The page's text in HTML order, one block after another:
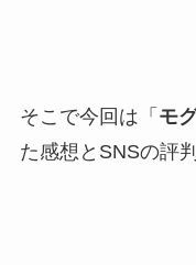
そこで今回は「 モ
た感想とSNSの評